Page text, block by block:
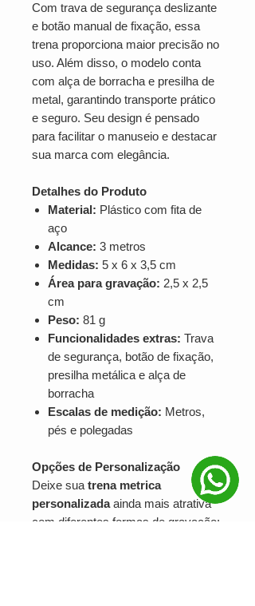
Com trava de segurança deslizante
e botão manual de fixação, essa
trena proporciona maior precisão no
uso. Além disso, o modelo conta
com alça de borracha e presilha de
metal, garantindo transporte prático
e seguro. Seu design é pensado
para facilitar o manuseio e destacar
sua marca com elegância.
Detalhes do Produto
Material: Plástico com fita de
aço
Alcance: 3 metros
Medidas: 5 x 6 x 3,5 cm
Área para gravação: 2,5 x 2,5
cm
Peso: 81 g
Funcionalidades extras: Trava
de segurança, botão de fixação,
presilha metálica e alça de
borracha
Escalas de medição: Metros,
pés e polegadas
Opções de Personalização
Deixe sua trena metrica
personalizadaainda mais atrativa
com diferentes formas de gravação: